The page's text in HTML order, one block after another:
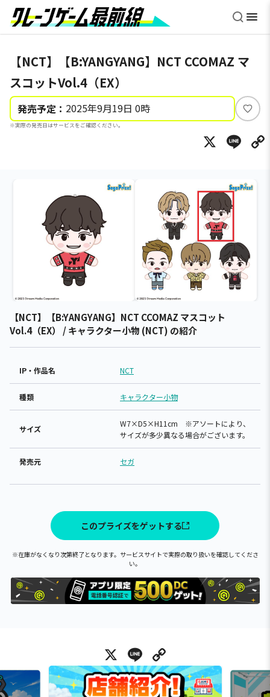
【NCT】【B:YANGYANG】NCT CCOMAZ マ
スコットVol.4（EX）
発売予定： 2025年9月19日 0時
※実際の発売日はサービスをご確認ください。
い
ね
X
【NCT】【B:YANGYANG】NCT CCOMAZ マスコット
Vol.4（EX） / キャラクター小物 (NCT) の紹介
IP・作品名 NCT
種類 キャラクター小物
サイズ
W7×D5×H11cm ※アソートにより、
サイズが多少異なる場合がございます。
発売元 セガ
このプライズをゲットする
※在庫がなくなり次第終了となります。サービスサイトで実際の取り扱いを確認してくださ
い。
X Line